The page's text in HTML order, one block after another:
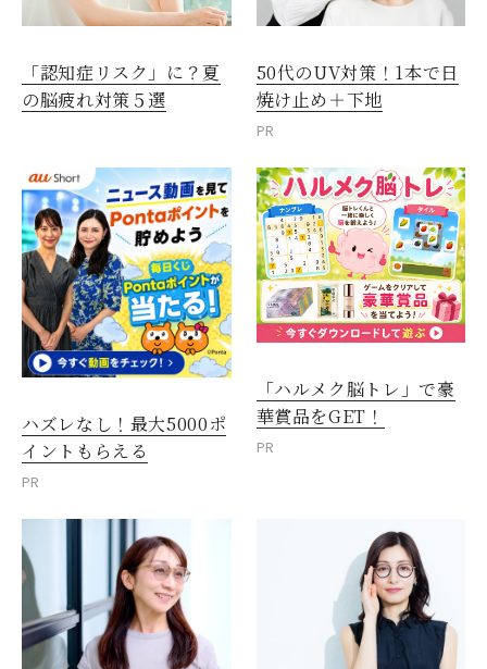
「認知症リスク」に？夏
の脳疲れ対策５選
50代のUV対策！1本で日
焼け止め＋下地
PR
ハズレなし！最大5000ポ
イントもらえる
PR
「ハルメク脳トレ」で豪
華賞品をGET！
PR